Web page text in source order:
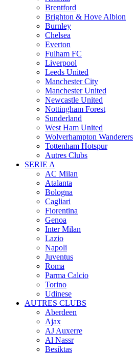
Brentford
Brighton & Hove Albion
Burnley
Chelsea
Everton
Fulham FC
Liverpool
Leeds United
Manchester City
Manchester United
Newcastle United
Nottingham Forest
Sunderland
West Ham United
Wolverhampton Wanderers
Tottenham Hotspur
Autres Clubs
SERIE A
AC Milan
Atalanta
Bologna
Cagliari
Fiorentina
Genoa
Inter Milan
Lazio
Napoli
Juventus
Roma
Parma Calcio
Torino
Udinese
AUTRES CLUBS
Aberdeen
Ajax
AJ Auxerre
Al Nassr
Besiktas